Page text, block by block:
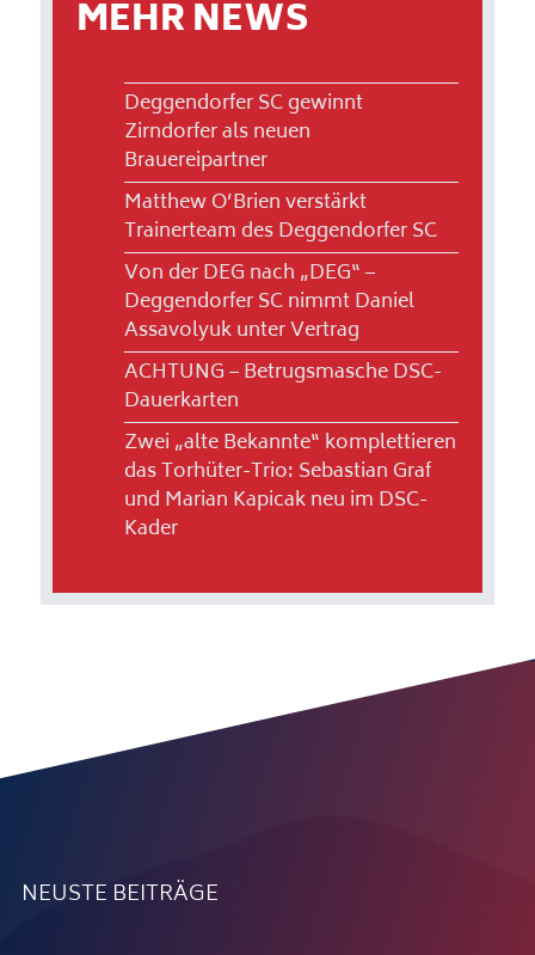
MEHR NEWS
Deggendorfer SC gewinnt
Zirndorfer als neuen
Brauereipartner
Matthew O’Brien verstärkt
Trainerteam des Deggendorfer SC
Von der DEG nach „DEG“ –
Deggendorfer SC nimmt Daniel
Assavolyuk unter Vertrag
ACHTUNG – Betrugsmasche DSC-
Dauerkarten
Zwei „alte Bekannte“ komplettieren
das Torhüter-Trio: Sebastian Graf
und Marian Kapicak neu im DSC-
Kader
NEUSTE BEITRÄGE